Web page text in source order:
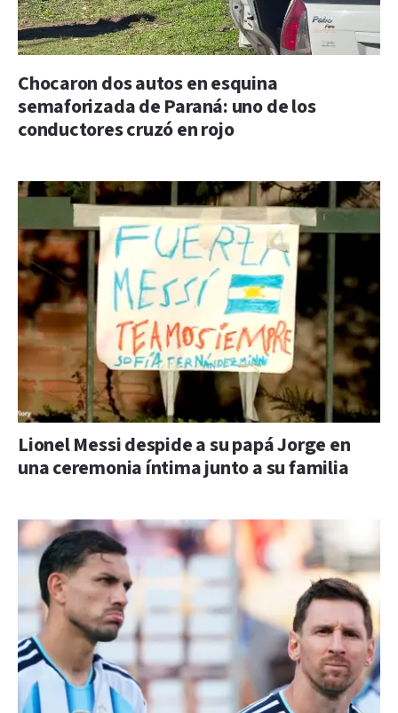
Chocaron dos autos en esquina
semaforizada de Paraná: uno de los
conductores cruzó en rojo
Lionel Messi despide a su papá Jorge en
una ceremonia íntima junto a su familia